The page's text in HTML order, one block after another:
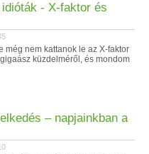
- X-faktor és
még nem kattanok le az X-faktor
küzdelméről, és mondom
– napjainkban a